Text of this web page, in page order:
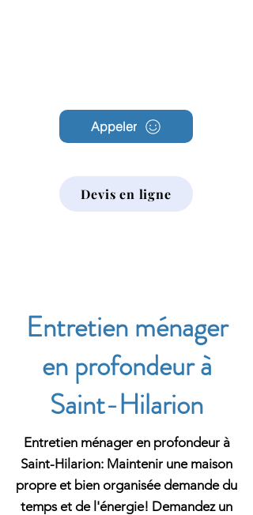
Appeler
Devis en ligne
Entretien ménager
en profondeur à
Saint-Hilarion
Entretien ménager en profondeur à
Saint-Hilarion: Maintenir une maison
propre et bien organisée demande du
temps et de l'énergie! Demandez un